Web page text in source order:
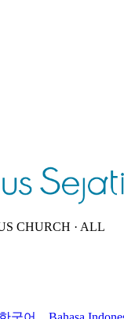
CHURCH · ALL